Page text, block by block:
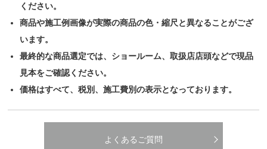
ください。
商品や施工例画像が実際の商品の色・縮尺と異なることがござ
います。
最終的な商品選定では、ショールーム、取扱店店頭などで現品
見本をご確認ください。
価格はすべて、税別、施工費別の表示となっております。
よくあるご質問